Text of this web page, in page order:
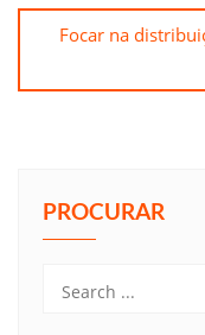
Focar na
PROCURAR